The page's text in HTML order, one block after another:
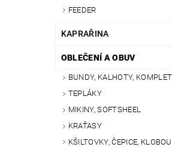
FEEDER
KAPRAŘINA
OBLEČENÍ A OBUV
BUNDY, KALHOTY,
TEPLÁKY
MIKINY, SOFTSHEEL
KRAŤASY
KŠILTOVKY, ČEPICE,